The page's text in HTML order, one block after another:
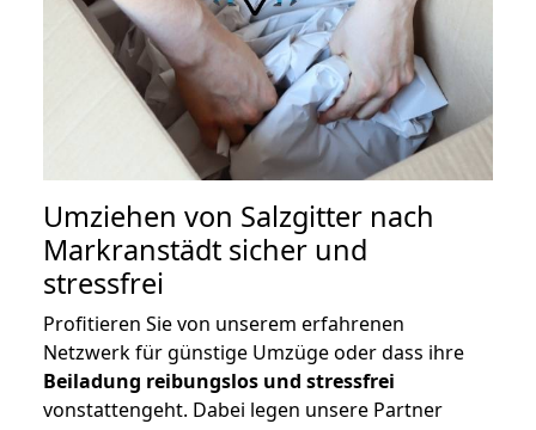
Umziehen von Salzgitter nach
Markranstädt sicher und
stressfrei
Profitieren Sie von unserem erfahrenen
Netzwerk für günstige Umzüge oder dass ihre
Beiladung reibungslos und stressfrei
vonstattengeht. Dabei legen unsere Partner